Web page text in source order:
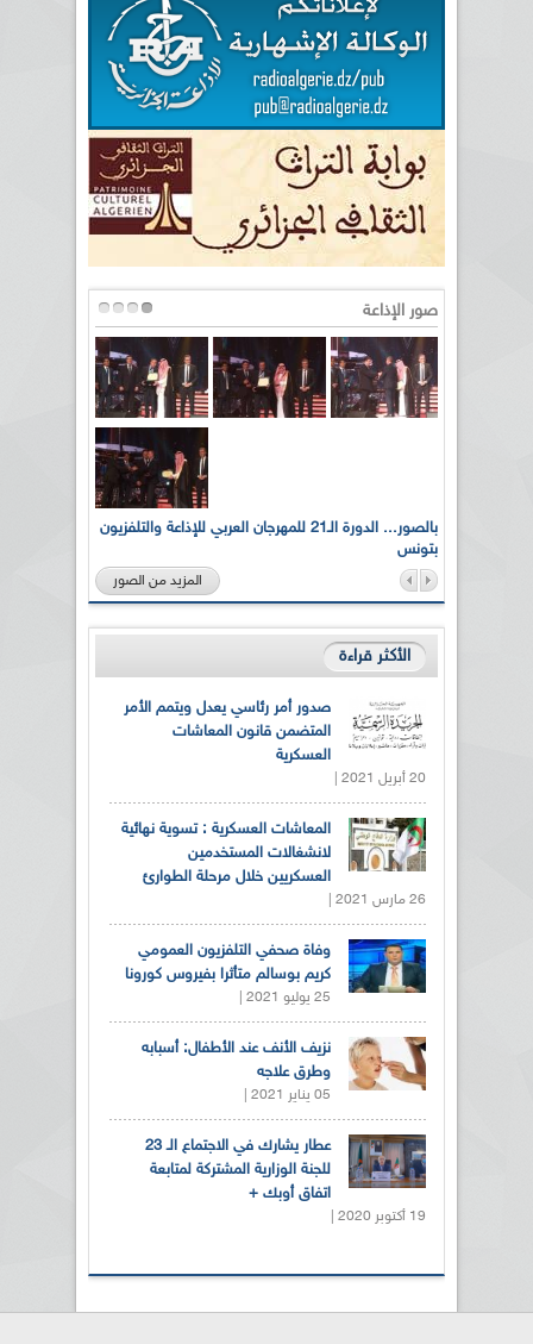
صور الإذاعة
بالصور... الدورة الـ21 للمهرجان العربي للإذاعة والتلفزيون
بتونس
المزيد من الصور
الأكثر قراءة
صدور أمر رئاسي يعدل ويتمم الأمر
المتضمن قانون المعاشات
العسكرية
20 أبريل 2021 |
المعاشات العسكرية : تسوية نهائية
لانشغالات المستخدمين
العسكريين خلال مرحلة الطوارئ
26 مارس 2021 |
وفاة صحفي التلفزيون العمومي
كريم بوسالم متأثرا بفيروس كورونا
25 يوليو 2021 |
نزيف الأنف عند الأطفال: أسبابه
وطرق علاجه
05 يناير 2021 |
عطار يشارك في الاجتماع الـ 23
للجنة الوزارية المشتركة لمتابعة
اتفاق أوبك +
19 أكتوبر 2020 |